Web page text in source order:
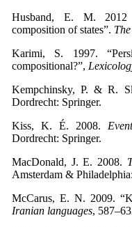
Husband, E. M. 2012
composition of states”.
Karimi, S. 1997.
compositional?”,
Kempchinsky, P. & R.
Dordrecht: Springer.
Kiss, K. É. 2008.
Dordrecht: Springer.
MacDonald, J. E. 2008.
Amsterdam &
McCarus, E. N. 2009.
Iranian languages,